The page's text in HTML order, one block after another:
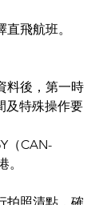
直飛航班。
及特殊操作要
。